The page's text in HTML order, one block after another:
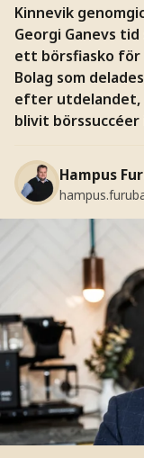
Kinnevik
Georgi Ganevs
ett börsfiasko för
Bolag som
efter utdelandet,
blivit börssuccéer
Hampus